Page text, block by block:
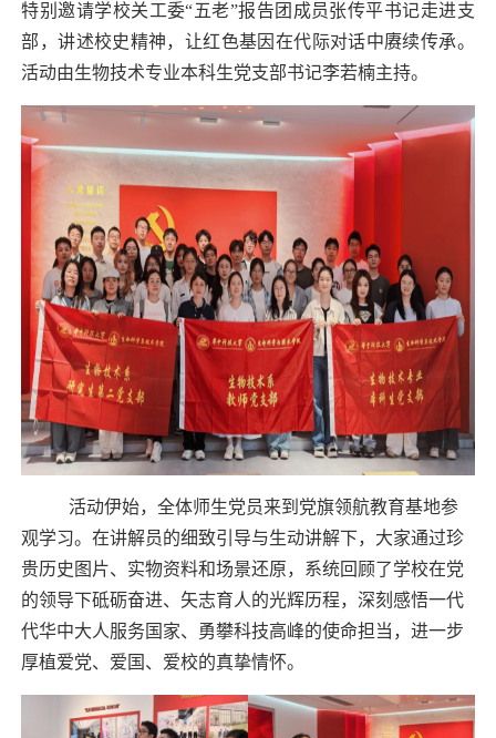
特别邀请学校关工委“五老”报告团成员张传平书记走进支
部，讲述校史精神，让红色基因在代际对话中赓续传承。
活动由生物技术专业本科生党支部书记李若楠主持。
活动伊始，全体师生党员来到党旗领航教育基地参
观学习。在讲解员的细致引导与生动讲解下，大家通过珍
贵历史图片、实物资料和场景还原，系统回顾了学校在党
的领导下砥砺奋进、矢志育人的光辉历程，深刻感悟一代
代华中大人服务国家、勇攀科技高峰的使命担当，进一步
厚植爱党、爱国、爱校的真挚情怀。